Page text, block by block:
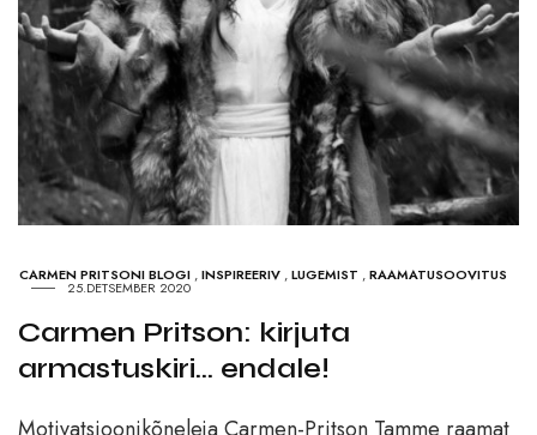
CARMEN PRITSONI BLOGI ,INSPIREERIV ,LUGEMIST ,RAAMATUSOOVITUS
25.DETSEMBER 2020
Carmen Pritson: kirjuta
armastuskiri… endale!